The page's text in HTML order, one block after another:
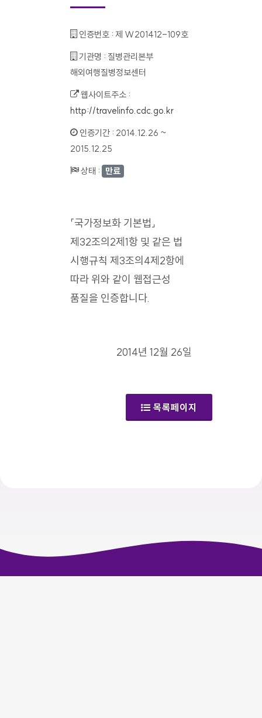
인증번호 : 제 W201412-109호
기관명 : 질병관리본부
해외여행질병정보센터
웹사이트주소 :
http://travelinfo.cdc.go.kr
인증기간 : 2014.12.26 ~
2015.12.25
상태 : 만료
「국가정보화 기본법」
제32조의2제1항 및 같은 법
시행규칙 제3조의4제2항에
따라 위와 같이 웹접근성
품질을 인증합니다.
2014년 12월 26일
목록페이지